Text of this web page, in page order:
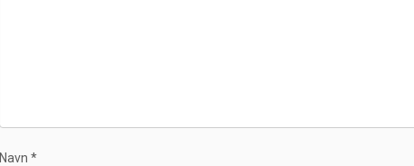
Navn *